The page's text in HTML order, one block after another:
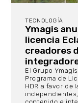
TECNOLOGÍA
Ymagis
licencia
creadores
El Grupo
Programa de
HDR a favor de